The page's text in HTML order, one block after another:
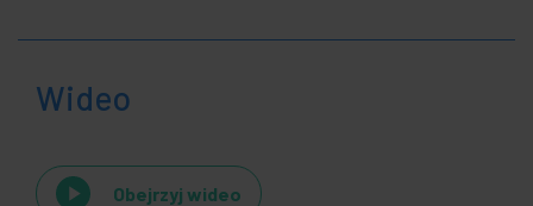
Wideo
Obejrzyj wideo